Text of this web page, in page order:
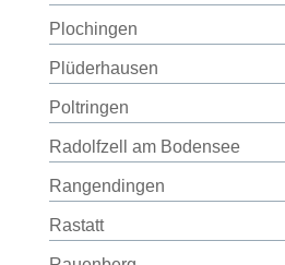
Plochingen
Plüderhausen
Poltringen
Radolfzell am Bodensee
Rangendingen
Rastatt